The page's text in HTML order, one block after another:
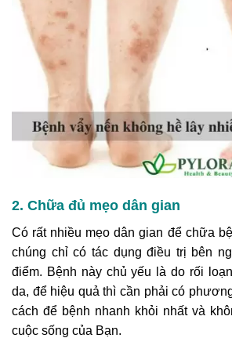
2. Chữa đủ mẹo dân gian
Có rất nhiều mẹo dân gian để chữa
chúng chỉ có tác dụng điều trị bên
điểm. Bệnh này chủ yếu là do rối
da, để hiệu quả thì cần phải có
cách để bệnh nhanh khỏi nhất và
cuộc sống của Bạn.